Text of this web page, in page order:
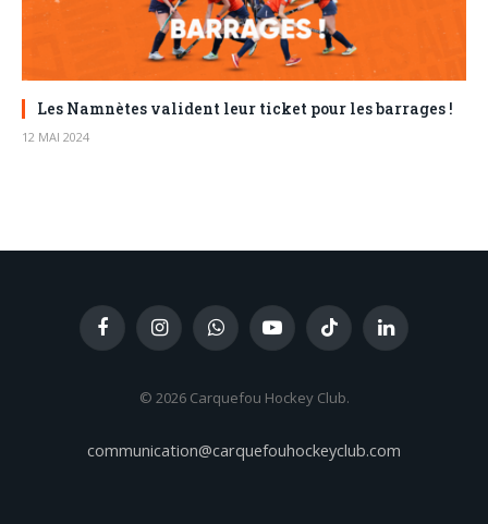
Les Namnètes valident leur ticket pour les barrages !
12 MAI 2024
FacebookInstagramWhatsAppYouTubeTikTok LinkedIn
© 2026 Carquefou Hockey Club.
communication@carquefouhockeyclub.com